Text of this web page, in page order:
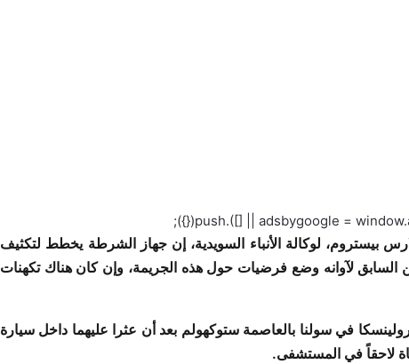
لوكالة الأنباء السويدية، إن جهاز الشرطة يخطط لتكثيف
السابق لآوانه وضع فرضيات حول هذه الجريمة، وإن كان هناك تكهنات
في سولنا بالعاصمة ستوكهولم بعد أن عثرا عليهما داخل سيارة
لاحقاً في المستشفى.